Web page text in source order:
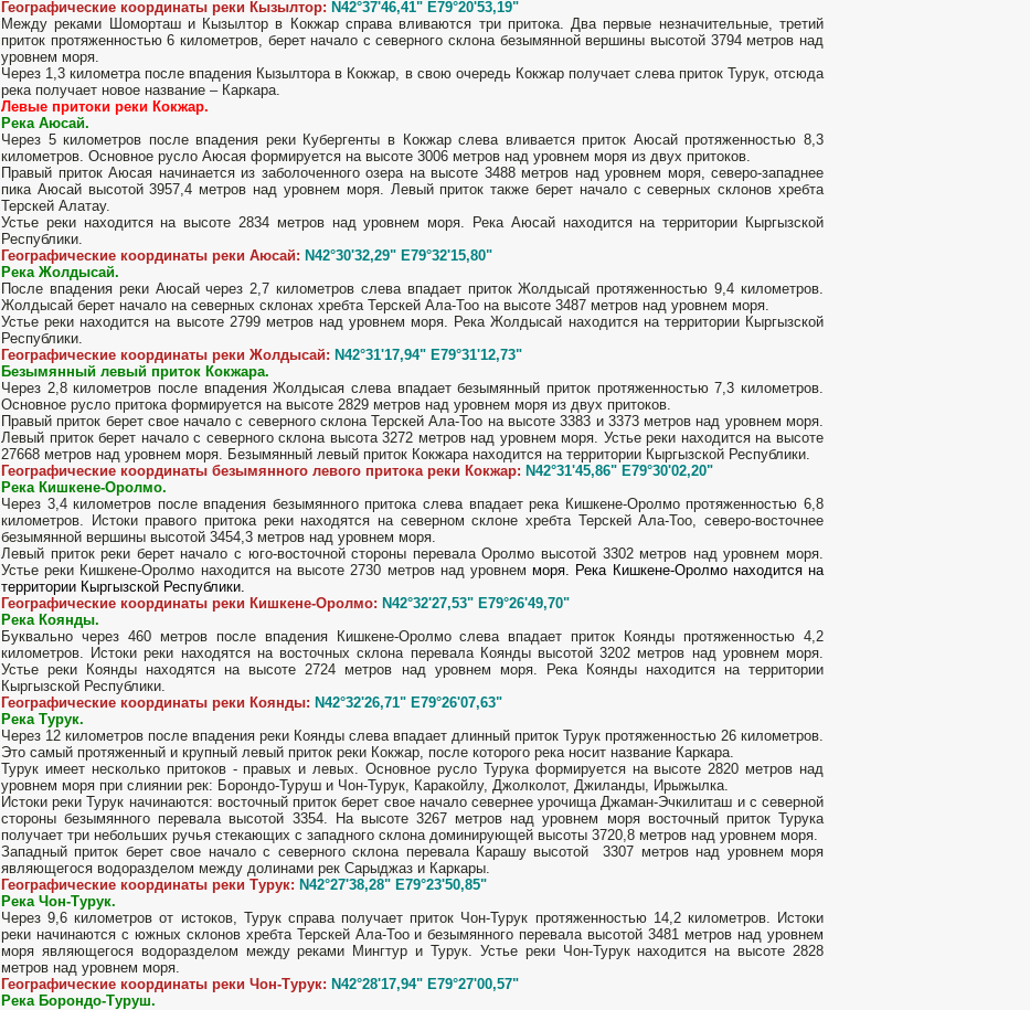
Географические координаты реки Кызылтор: N42°37'46,41" E79°20'53,19"
Между реками Шоморташ и Кызылтор в Кокжар справа вливаются три притока. Два первые незначительные, третий
приток протяженностью 6 километров, берет начало с северного склона безымянной вершины высотой 3794 метров над
уровнем моря.
Через 1,3 километра после впадения Кызылтора в Кокжар, в свою очередь Кокжар получает слева приток Турук, отсюда
река получает новое название – Каркара.
Левые притоки реки Кокжар.
Река Аюсай.
Через 5 километров после впадения реки Кубергенты в Кокжар слева вливается приток Аюсай протяженностью 8,3
километров. Основное русло Аюсая формируется на высоте 3006 метров над уровнем моря из двух притоков.
Правый приток Аюсая начинается из заболоченного озера на высоте 3488 метров над уровнем моря, северо-западнее
пика Аюсай высотой 3957,4 метров над уровнем моря. Левый приток также берет начало с северных склонов хребта
Терскей Алатау.
Устье реки находится на высоте 2834 метров над уровнем моря. Река Аюсай находится на территории Кыргызской
Республики.
Географические координаты реки Аюсай: N42°30'32,29" E79°32'15,80"
Река Жолдысай.
После впадения реки Аюсай через 2,7 километров слева впадает приток Жолдысай протяженностью 9,4 километров.
Жолдысай берет начало на северных склонах хребта Терскей Ала-Тоо на высоте 3487 метров над уровнем моря.
Устье реки находится на высоте 2799 метров над уровнем моря. Река Жолдысай находится на территории Кыргызской
Республики.
Географические координаты реки Жолдысай: N42°31'17,94" E79°31'12,73"
Безымянный левый приток Кокжара.
Через 2,8 километров после впадения Жолдысая слева впадает безымянный приток протяженностью 7,3 километров.
Основное русло притока формируется на высоте 2829 метров над уровнем моря из двух притоков.
Правый приток берет свое начало с северного склона Терскей Ала-Тоо на высоте 3383 и 3373 метров над уровнем моря.
Левый приток берет начало с северного склона высота 3272 метров над уровнем моря. Устье реки находится на высоте
27668 метров над уровнем моря. Безымянный левый приток Кокжара находится на территории Кыргызской Республики.
Географические координаты безымянного левого притока реки Кокжар: N42°31'45,86" E79°30'02,20"
Река Кишкене-Оролмо.
Через 3,4 километров после впадения безымянного притока слева впадает река Кишкене-Оролмо протяженностью 6,8
километров. Истоки правого притока реки находятся на северном склоне хребта Терскей Ала-Тоо, северо-восточнее
безымянной вершины высотой 3454,3 метров над уровнем моря.
Левый приток реки берет начало с юго-восточной стороны перевала Оролмо высотой 3302 метров над уровнем моря.
Устье реки Кишкене-Оролмо находится на высоте 2730 метров над уровнемморя. Река Кишкене-Оролмо находится на
территории Кыргызской Республики.
Географические координаты реки Кишкене-Оролмо: N42°32'27,53" E79°26'49,70"
Река Коянды.
Буквально через 460 метров после впадения Кишкене-Оролмо слева впадает приток Коянды протяженностью 4,2
километров. Истоки реки находятся на восточных склона перевала Коянды высотой 3202 метров над уровнем моря.
Устье реки Коянды находятся на высоте 2724 метров над уровнем моря. Река Коянды находится на территории
Кыргызской Республики.
Географические координаты реки Коянды: N42°32'26,71" E79°26'07,63"
Река Турук.
Через 12 километров после впадения реки Коянды слева впадает длинный приток Турук протяженностью 26 километров.
Это самый протяженный и крупный левый приток реки Кокжар, после которого река носит название Каркара.
Турук имеет несколько притоков - правых и левых. Основное русло Турука формируется на высоте 2820 метров над
уровнем моря при слиянии рек: Борондо-Туруш и Чон-Турук, Каракойлу, Джолколот, Джиланды, Ирыжылка.
Истоки реки Турук начинаются: восточный приток берет свое начало севернее урочища Джаман-Эчкилиташ и с северной
стороны безымянного перевала высотой 3354. На высоте 3267 метров над уровнем моря восточный приток Турука
получает три небольших ручья стекающих с западного склона доминирующей высоты 3720,8 метров над уровнем моря.
Западный приток берет свое начало с северного склона перевала Карашу высотой 3307 метров над уровнем моря
являющегося водоразделом между долинами рек Сарыджаз и Каркары.
Географические координаты реки Турук: N42°27'38,28" E79°23'50,85"
Река Чон-Турук.
Через 9,6 километров от истоков, Турук справа получает приток Чон-Турук протяженностью 14,2 километров. Истоки
реки начинаются с южных склонов хребта Терскей Ала-Тоо и безымянного перевала высотой 3481 метров над уровнем
моря являющегося водоразделом между реками Мингтур и Турук. Устье реки Чон-Турук находится на высоте 2828
метров над уровнем моря.
Географические координаты реки Чон-Турук: N42°28'17,94" E79°27'00,57"
Река Борондо-Туруш.